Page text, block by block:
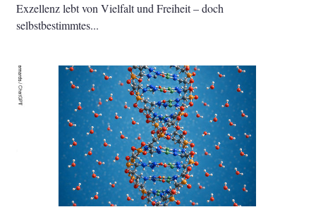
Exzellenz lebt von Vielfalt und Freiheit – doch
selbstbestimmtes